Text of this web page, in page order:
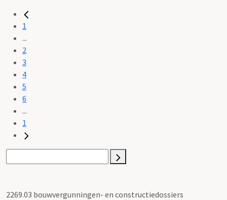
1
...
2
3
4
5
6
...
1
2269.03 bouwvergunningen- en constructiedossiers